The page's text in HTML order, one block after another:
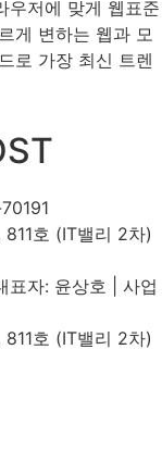
우저에 맞게 웹표준
게 변하는 웹과 모
로 가장 최신 트렌
호 (IT밸리 2차)
표자: 윤상호 | 사업
호 (IT밸리 2차)